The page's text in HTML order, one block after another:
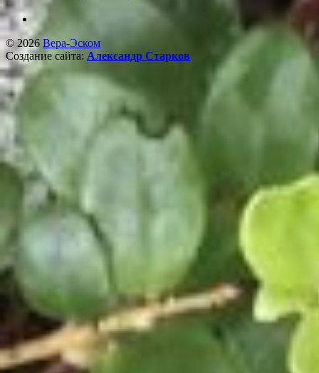
© 2026 Вера-Эском
Создание сайта: Александр Старков